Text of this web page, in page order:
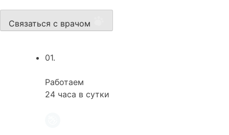
Связаться с врачом
01.
Работаем
24 часа в сутки